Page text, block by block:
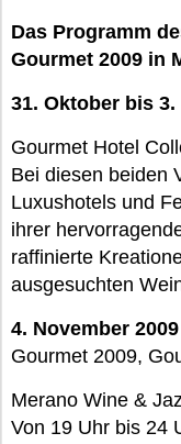
Das Programm
Gourmet 2009 in
31. Oktober bis
Gourmet Hotel
Bei diesen beiden
Luxushotels und
ihrer
raffinierte
ausgesuchten
4. November 2009
Gourmet 2009,
Merano Wine &
Von 19 Uhr bis 24